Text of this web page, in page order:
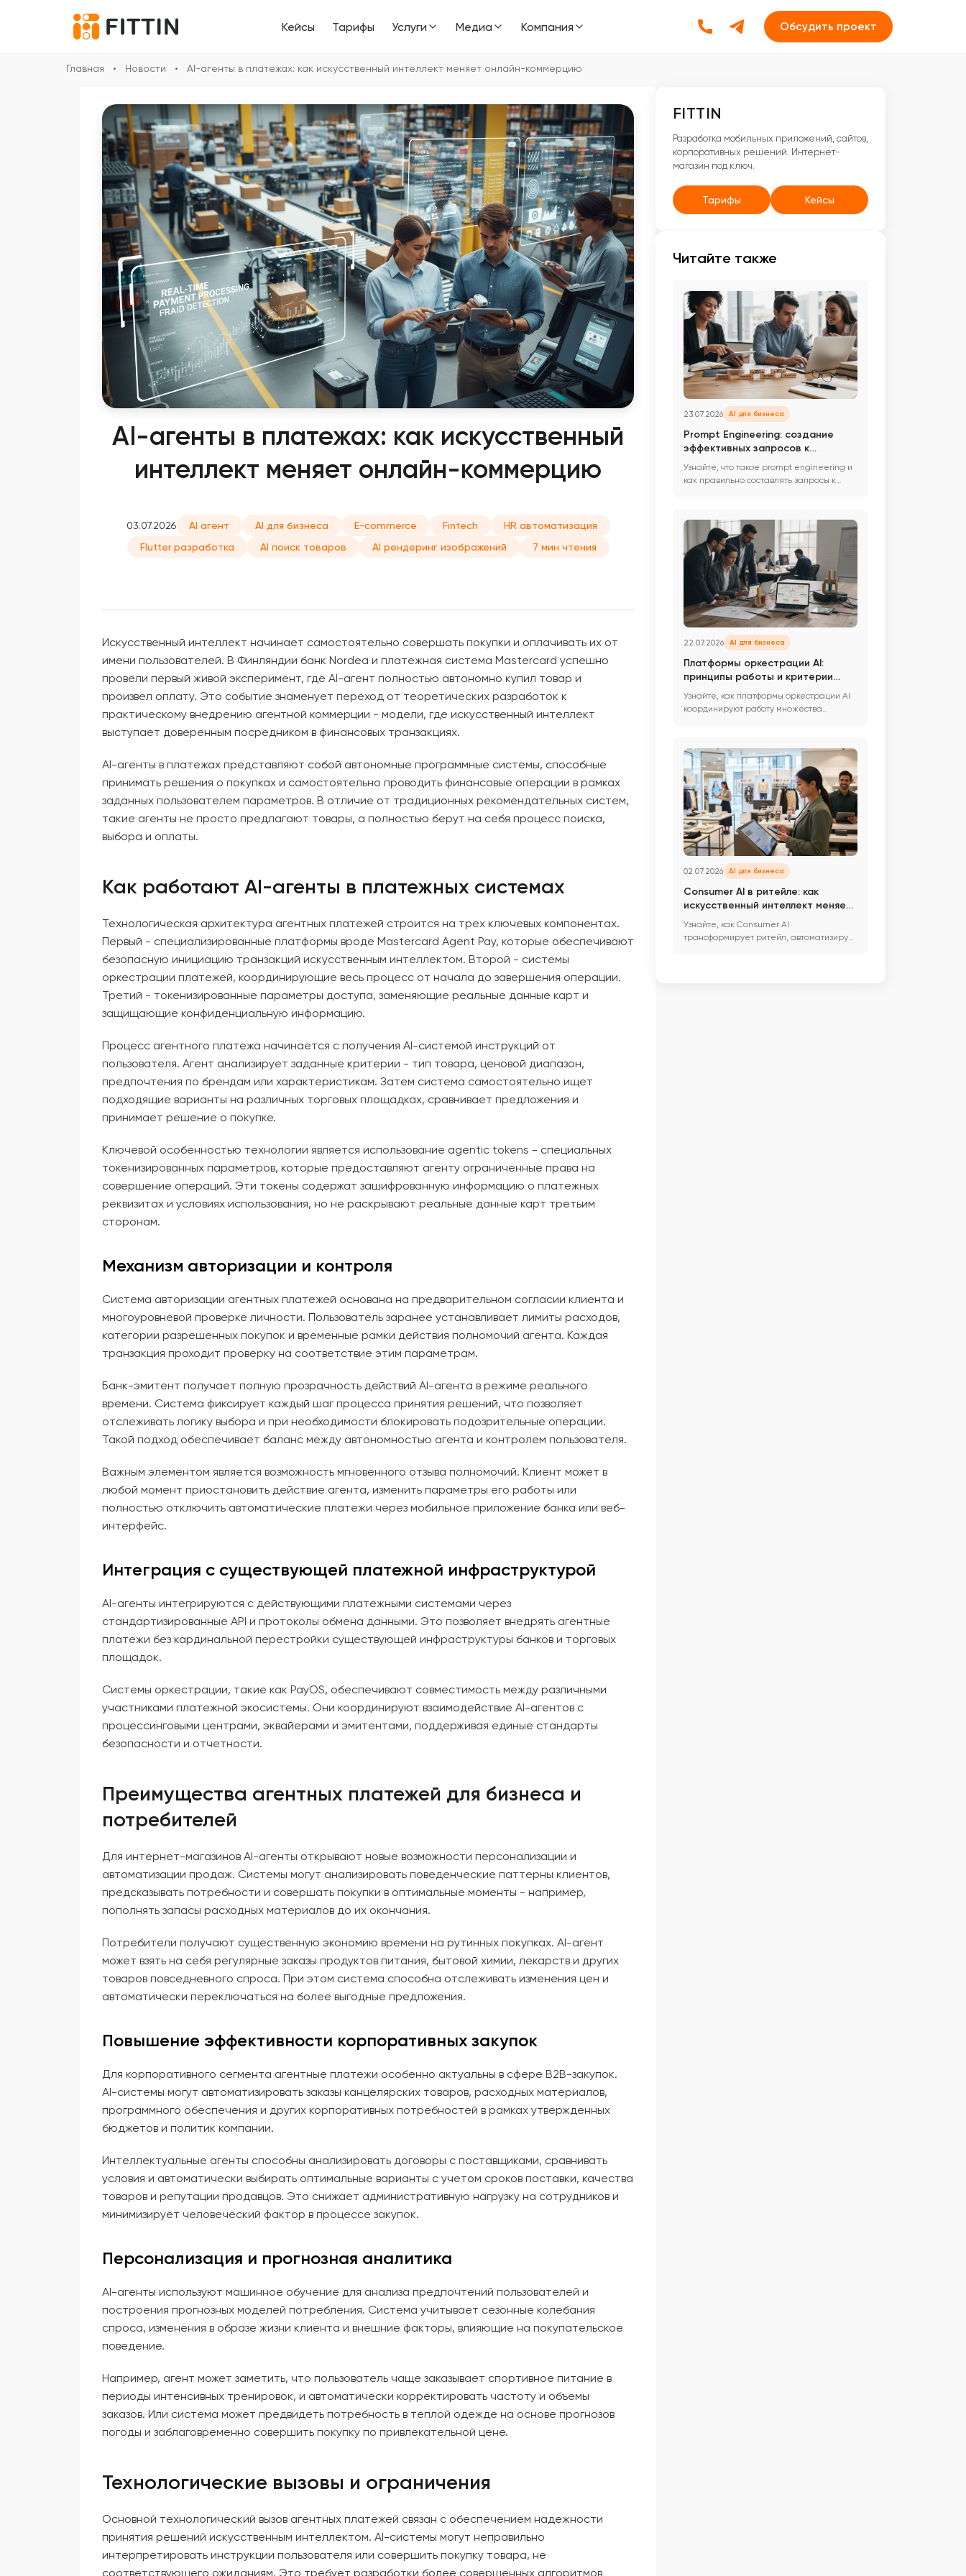
Кейсы Тарифы Услуги Медиа Компания Обсудить проект
Главная • Новости • AI-агенты в платежах: как искусственный интеллект меняет онлайн-коммерцию
AI-агенты в платежах: как искусственный
интеллект меняет онлайн-коммерцию
03.07.2026 AI агент AI для бизнеса E-commerce Fintech
HR автоматизация
Flutter разработка
AI поиск товаров AI рендеринг изображений 7 мин чтения
Искусственный интеллект начинает самостоятельно совершать покупки и оплачивать их от
имени пользователей. В Финляндии банк Nordea и платежная система Mastercard успешно
провели первый живой эксперимент, где AI-агент полностью автономно купил товар и
произвел оплату. Это событие знаменует переход от теоретических разработок к
практическому внедрению агентной коммерции - модели, где искусственный интеллект
выступает доверенным посредником в финансовых транзакциях.
AI-агенты в платежах представляют собой автономные программные системы, способные
принимать решения о покупках и самостоятельно проводить финансовые операции в рамках
заданных пользователем параметров. В отличие от традиционных рекомендательных систем,
такие агенты не просто предлагают товары, а полностью берут на себя процесс поиска,
выбора и оплаты.
Как работают AI-агенты в платежных системах
Технологическая архитектура агентных платежей строится на трех ключевых компонентах.
Первый - специализированные платформы вроде Mastercard Agent Pay, которые обеспечивают
безопасную инициацию транзакций искусственным интеллектом. Второй - системы
оркестрации платежей, координирующие весь процесс от начала до завершения операции.
Третий - токенизированные параметры доступа, заменяющие реальные данные карт и
защищающие конфиденциальную информацию.
Процесс агентного платежа начинается с получения AI-системой инструкций от
пользователя. Агент анализирует заданные критерии - тип товара, ценовой диапазон,
предпочтения по брендам или характеристикам. Затем система самостоятельно ищет
подходящие варианты на различных торговых площадках, сравнивает предложения и
принимает решение о покупке.
Ключевой особенностью технологии является использование agentic tokens - специальных
токенизированных параметров, которые предоставляют агенту ограниченные права на
совершение операций. Эти токены содержат зашифрованную информацию о платежных
реквизитах и условиях использования, но не раскрывают реальные данные карт третьим
сторонам.
Механизм авторизации и контроля
Система авторизации агентных платежей основана на предварительном согласии клиента и
многоуровневой проверке личности. Пользователь заранее устанавливает лимиты расходов,
категории разрешенных покупок и временные рамки действия полномочий агента. Каждая
транзакция проходит проверку на соответствие этим параметрам.
Банк-эмитент получает полную прозрачность действий AI-агента в режиме реального
времени. Система фиксирует каждый шаг процесса принятия решений, что позволяет
отслеживать логику выбора и при необходимости блокировать подозрительные операции.
Такой подход обеспечивает баланс между автономностью агента и контролем пользователя.
Важным элементом является возможность мгновенного отзыва полномочий. Клиент может в
любой момент приостановить действие агента, изменить параметры его работы или
полностью отключить автоматические платежи через мобильное приложение банка или веб-
интерфейс.
Интеграция с существующей платежной инфраструктурой
AI-агенты интегрируются с действующими платежными системами через
стандартизированные API и протоколы обмена данными. Это позволяет внедрять агентные
платежи без кардинальной перестройки существующей инфраструктуры банков и торговых
площадок.
Системы оркестрации, такие как PayOS, обеспечивают совместимость между различными
участниками платежной экосистемы. Они координируют взаимодействие AI-агентов с
процессинговыми центрами, эквайерами и эмитентами, поддерживая единые стандарты
безопасности и отчетности.
Преимущества агентных платежей для бизнеса и
потребителей
Для интернет-магазинов AI-агенты открывают новые возможности персонализации и
автоматизации продаж. Системы могут анализировать поведенческие паттерны клиентов,
предсказывать потребности и совершать покупки в оптимальные моменты - например,
пополнять запасы расходных материалов до их окончания.
Потребители получают существенную экономию времени на рутинных покупках. AI-агент
может взять на себя регулярные заказы продуктов питания, бытовой химии, лекарств и других
товаров повседневного спроса. При этом система способна отслеживать изменения цен и
автоматически переключаться на более выгодные предложения.
Повышение эффективности корпоративных закупок
Для корпоративного сегмента агентные платежи особенно актуальны в сфере B2B-закупок.
AI-системы могут автоматизировать заказы канцелярских товаров, расходных материалов,
программного обеспечения и других корпоративных потребностей в рамках утвержденных
бюджетов и политик компании.
Интеллектуальные агенты способны анализировать договоры с поставщиками, сравнивать
условия и автоматически выбирать оптимальные варианты с учетом сроков поставки, качества
товаров и репутации продавцов. Это снижает административную нагрузку на сотрудников и
минимизирует человеческий фактор в процессе закупок.
Персонализация и прогнозная аналитика
AI-агенты используют машинное обучение для анализа предпочтений пользователей и
построения прогнозных моделей потребления. Система учитывает сезонные колебания
спроса, изменения в образе жизни клиента и внешние факторы, влияющие на покупательское
поведение.
Например, агент может заметить, что пользователь чаще заказывает спортивное питание в
периоды интенсивных тренировок, и автоматически корректировать частоту и объемы
заказов. Или система может предвидеть потребность в теплой одежде на основе прогнозов
погоды и заблаговременно совершить покупку по привлекательной цене.
Технологические вызовы и ограничения
Основной технологический вызов агентных платежей связан с обеспечением надежности
принятия решений искусственным интеллектом. AI-системы могут неправильно
интерпретировать инструкции пользователя или совершить покупку товара, не
соответствующего ожиданиям. Это требует разработки более совершенных алгоритмов
FITTIN
Разработка мобильных приложений, сайтов,
корпоративных решений. Интернет-
магазин под ключ.
Тарифы Кейсы
Читайте также
23.07.2026 AI для бизнеса
Prompt Engineering: создание
эффективных запросов к
нейросетям для бизнеса
Узнайте, что такое prompt engineering и
как правильно составлять запросы к
22.07.2026 AI для бизнеса
Платформы оркестрации AI:
принципы работы и критерии
выбора для бизнеса
Узнайте, как платформы оркестрации AI
координируют работу множества
02.07.2026 AI для бизнеса
Consumer AI в ритейле: как
искусственный интеллект меняет
обслуживание клиентов
Узнайте, как Consumer AI
трансформирует ритейл, автоматизируя